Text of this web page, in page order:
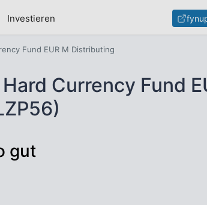
Investieren
Fund EUR M Distributing
Currency Fund
gut